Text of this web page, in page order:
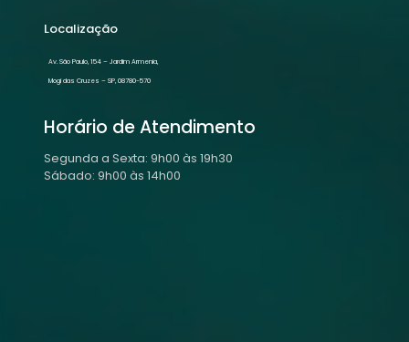
Localização
Av. São Paulo, 154 – Jardim Armenia,
Mogi das Cruzes – SP, 08780-570
Horário de Atendimento
Segunda a Sexta: 9h00 às 19h30
Sábado: 9h00 às 14h00